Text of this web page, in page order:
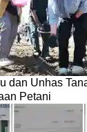
dan Unhas
Petani